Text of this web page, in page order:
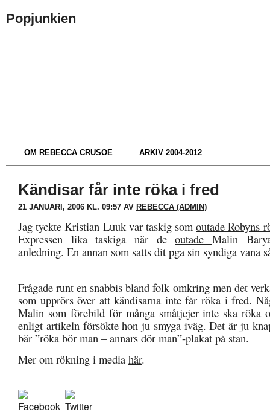
Popjunkien
OM REBECCA CRUSOE ARKIV 2004-2012
Kändisar får inte röka i fred
21 JANUARI, 2006 KL. 09:57 AV REBECCA (ADMIN)
Jag tyckte Kristian Luuk var taskig somoutade Robyns
Expressen lika taskiga när deoutadeMalin
anledning. En annan som satts dit pga sin syndiga vana
Frågade runt en snabbis bland folk omkring men det
som upprörs över att kändisarna inte får röka i fred.
Malin som förebild för många småtjejer inte ska röka
enligt artikeln försökte hon ju smyga iväg. Det är ju
bär ”röka bör man – annars dör man”-plakat på stan.
Mer om rökning i media här.